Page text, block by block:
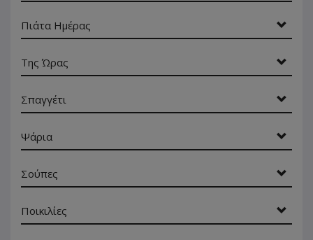
Πιάτα Ημέρας
Της Ώρας
Σπαγγέτι
Ψάρια
Σούπες
Ποικιλίες